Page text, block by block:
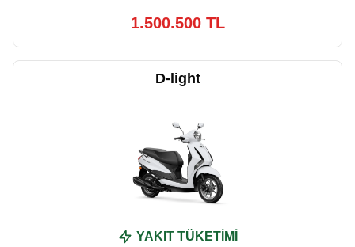
1.500.500 TL
D-light
YAKIT TÜKETİMİ